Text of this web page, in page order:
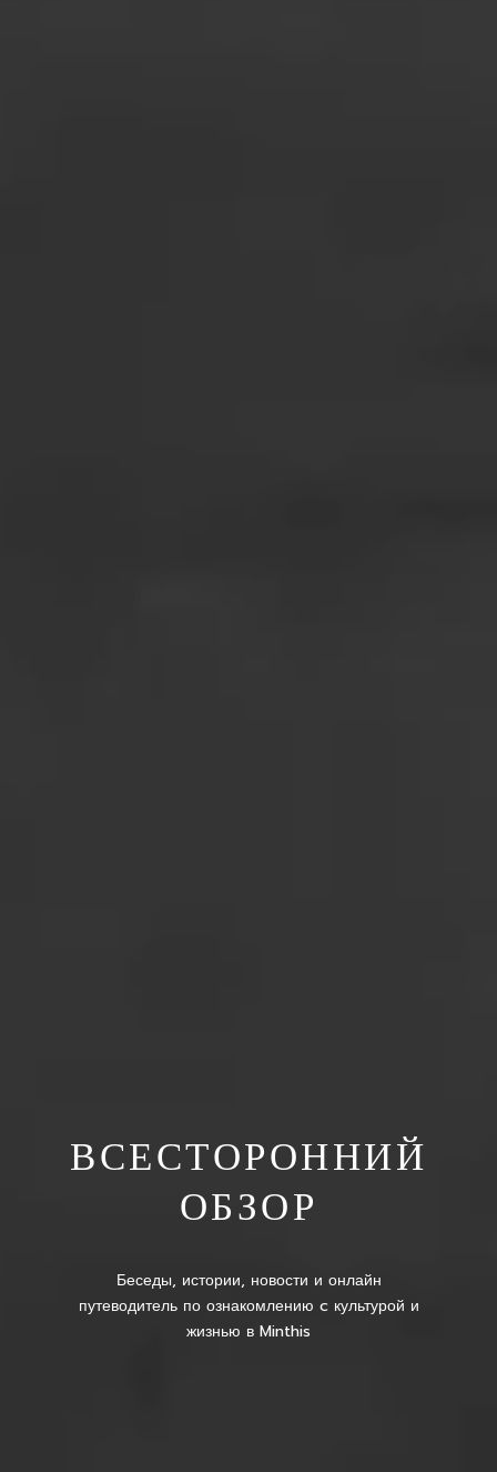
ВСЕСТОРОННИЙ
ОБЗОР
Беседы, истории, новости и онлайн
путеводитель по ознакомлению c культурой и
жизнью в Minthis